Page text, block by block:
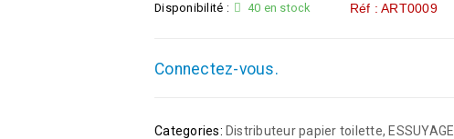
Disponibilité : 40 en stock Réf : ART0009
Connectez-vous.
Categories: Distributeur papier toilette, ESSUYAGE